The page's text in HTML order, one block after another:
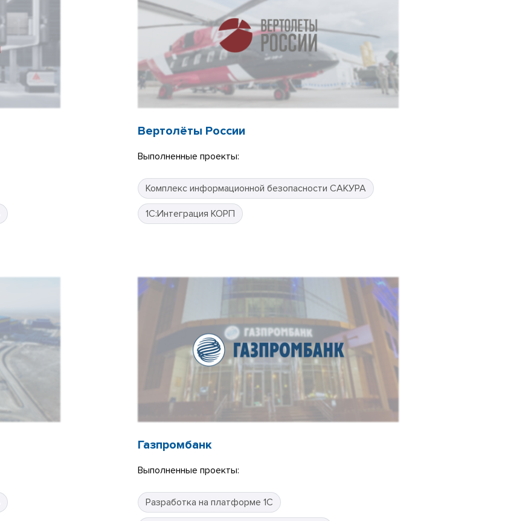
Вертолёты России
Выполненные проекты:
Комплекс информационной безопасности САКУРА
1С:Интеграция КОРП
Газпромбанк
Выполненные проекты:
Разработка на платформе 1С